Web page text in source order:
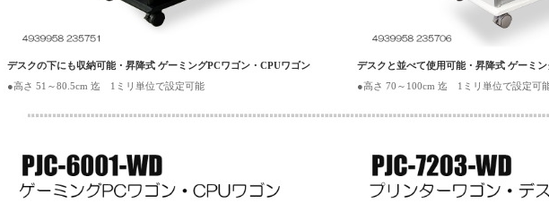
デスクの下にも収納可能・昇降式 ゲーミングPCワゴン・CPUワゴン
デスクと並べて使用可能・昇降式 ゲーミ
●高さ 51～80.5cm 迄 1ミリ単位で設定可能
●高さ 70～100cm 迄 1ミリ単位で設定可